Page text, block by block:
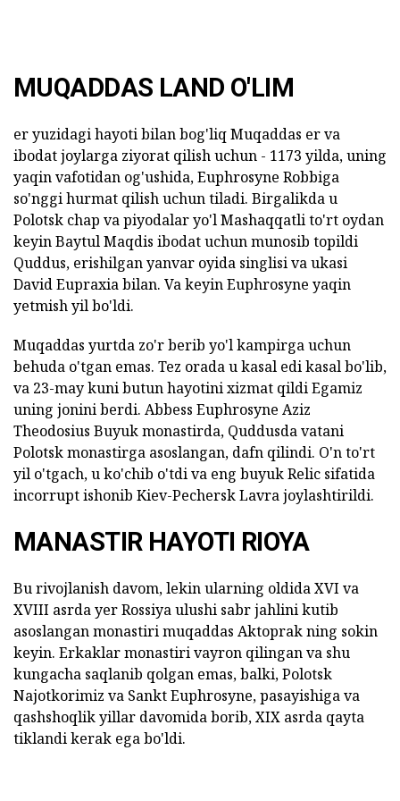
MUQADDAS LAND O'LIM
er yuzidagi hayoti bilan bog'liq Muqaddas er va
ibodat joylarga ziyorat qilish uchun - 1173 yilda, uning
yaqin vafotidan og'ushida, Euphrosyne Robbiga
so'nggi hurmat qilish uchun tiladi. Birgalikda u
Polotsk chap va piyodalar yo'l Mashaqqatli to'rt oydan
keyin Baytul Maqdis ibodat uchun munosib topildi
Quddus, erishilgan yanvar oyida singlisi va ukasi
David Eupraxia bilan. Va keyin Euphrosyne yaqin
yetmish yil bo'ldi.
Muqaddas yurtda zo'r berib yo'l kampirga uchun
behuda o'tgan emas. Tez orada u kasal edi kasal bo'lib,
va 23-may kuni butun hayotini xizmat qildi Egamiz
uning jonini berdi. Abbess Euphrosyne Aziz
Theodosius Buyuk monastirda, Quddusda vatani
Polotsk monastirga asoslangan, dafn qilindi. O'n to'rt
yil o'tgach, u ko'chib o'tdi va eng buyuk Relic sifatida
incorrupt ishonib Kiev-Pechersk Lavra joylashtirildi.
MANASTIR HAYOTI RIOYA
Bu rivojlanish davom, lekin ularning oldida XVI va
XVIII asrda yer Rossiya ulushi sabr jahlini kutib
asoslangan monastiri muqaddas Aktoprak ning sokin
keyin. Erkaklar monastiri vayron qilingan va shu
kungacha saqlanib qolgan emas, balki, Polotsk
Najotkorimiz va Sankt Euphrosyne, pasayishiga va
qashshoqlik yillar davomida borib, XIX asrda qayta
tiklandi kerak ega bo'ldi.